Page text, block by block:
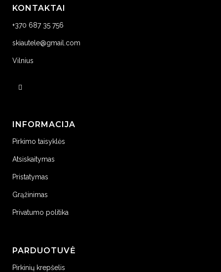
KONTAKTAI
+370 687 35 756
skiautele@gmail.com
Vilnius
INFORMACIJA
Pirkimo taisyklės
Atsiskaitymas
Pristatymas
Grąžinimas
Privatumo politika
PARDUOTUVĖ
Pirkinių krepšelis